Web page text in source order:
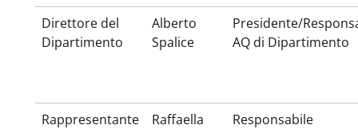
Direttore del
Dipartimento
Alberto
Spalice
Presidente/
AQ di Dipartimento
Rappresentante
Raffaella
Responsabile